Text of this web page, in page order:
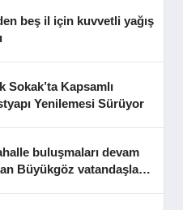
beş il için kuvvetli yağış
Sokak’ta Kapsamlı
Yenilemesi Sürüyor
buluşmaları devam
Büyükgöz vatandaşları